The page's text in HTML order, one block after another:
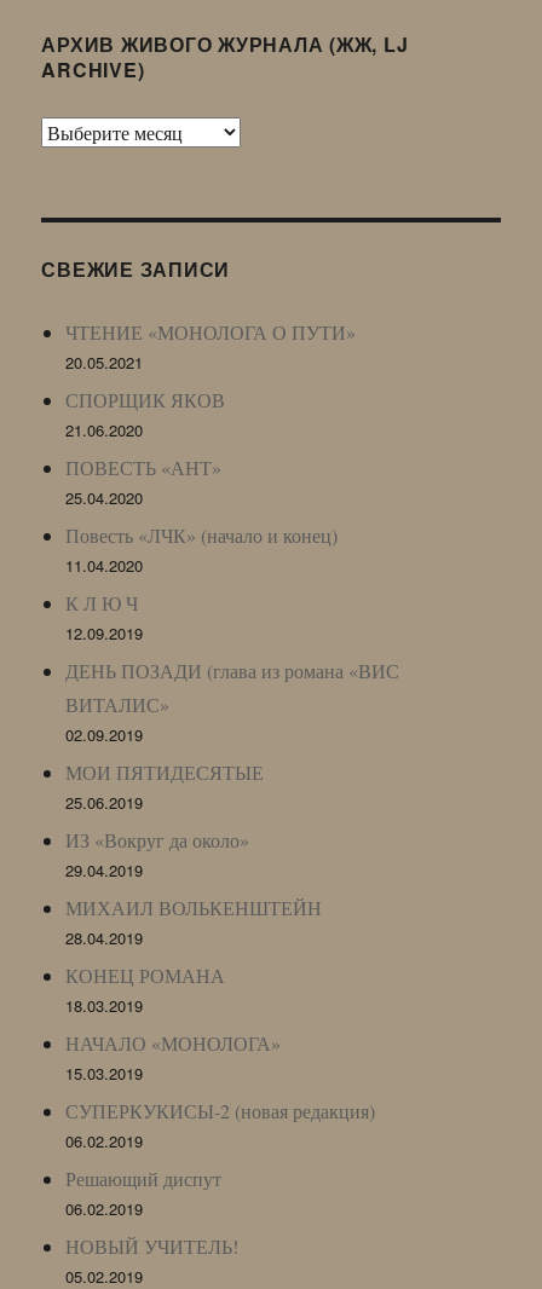
АРХИВ ЖИВОГО ЖУРНАЛА (ЖЖ, LJ
ARCHIVE)
Архив
LJ
СВЕЖИЕ ЗАПИСИ
ЧТЕНИЕ «МОНОЛОГА О ПУТИ»
20.05.2021
СПОРЩИК ЯКОВ
21.06.2020
ПОВЕСТЬ «АНТ»
25.04.2020
Повесть «ЛЧК» (начало и конец)
11.04.2020
К Л Ю Ч
12.09.2019
ДЕНЬ ПОЗАДИ (глава из романа «ВИС
ВИТАЛИС»
02.09.2019
МОИ ПЯТИДЕСЯТЫЕ
25.06.2019
ИЗ «Вокруг да около»
29.04.2019
МИХАИЛ ВОЛЬКЕНШТЕЙН
28.04.2019
КОНЕЦ РОМАНА
18.03.2019
НАЧАЛО «МОНОЛОГА»
15.03.2019
СУПЕРКУКИСЫ-2 (новая редакция)
06.02.2019
Решающий диспут
06.02.2019
НОВЫЙ УЧИТЕЛЬ!
05.02.2019